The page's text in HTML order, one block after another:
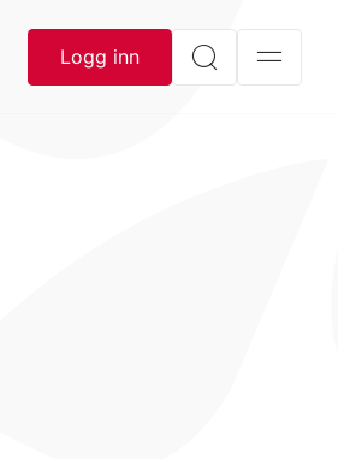
Logg inn